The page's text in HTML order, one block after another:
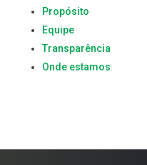
Propósito
Equipe
Transparência
Onde estamos